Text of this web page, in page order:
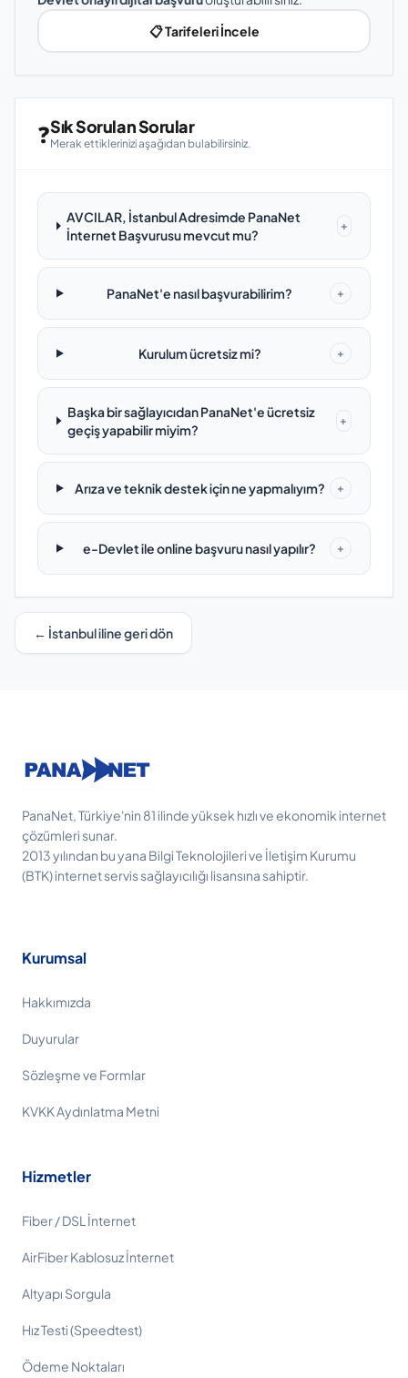
📋 Tarifeleri İncele
❓Sık Sorulan Sorular
Merak ettiklerinizi aşağıdan bulabilirsiniz.
AVCILAR, İstanbul Adresimde PanaNet
İnternet Başvurusu mevcut mu?
+
PanaNet'e nasıl başvurabilirim? +
Kurulum ücretsiz mi? +
Başka bir sağlayıcıdan PanaNet'e ücretsiz
geçiş yapabilir miyim?
+
Arıza ve teknik destek için ne yapmalıyım? +
e-Devlet ile online başvuru nasıl yapılır? +
← İstanbul iline geri dön
PanaNet, Türkiye'nin 81 ilinde yüksek hızlı ve ekonomik internet
çözümleri sunar.
2013 yılından bu yana Bilgi Teknolojileri ve İletişim Kurumu
(BTK) internet servis sağlayıcılığı lisansına sahiptir.
Kurumsal
Hakkımızda
Duyurular
Sözleşme ve Formlar
KVKK Aydınlatma Metni
Hizmetler
Fiber / DSL İnternet
AirFiber Kablosuz İnternet
Altyapı Sorgula
Hız Testi (Speedtest)
Ödeme Noktaları